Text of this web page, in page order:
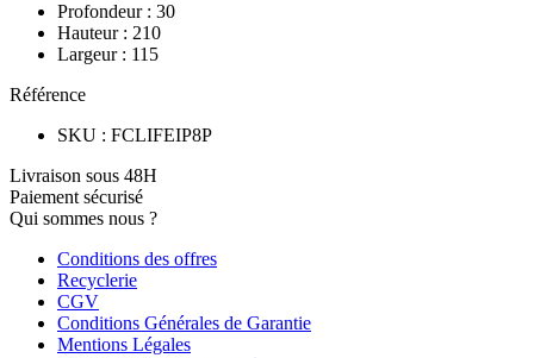
Profondeur : 30
Hauteur : 210
Largeur : 115
Référence
SKU : FCLIFEIP8P
Livraison sous 48H
Paiement sécurisé
Qui sommes nous ?
Conditions des offres
Recyclerie
CGV
Conditions Générales de Garantie
Mentions Légales